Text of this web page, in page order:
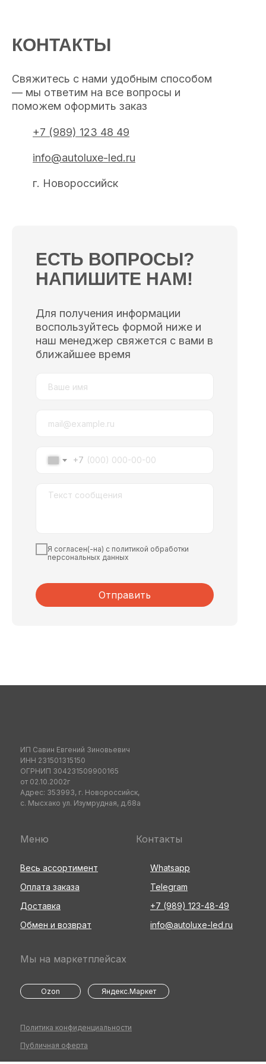
КОНТАКТЫ
ЕСТЬ ВОПРОСЫ?
НАПИШИТЕ НАМ!
Свяжитесь с нами удобным способом
— мы ответим на все вопросы и
поможем оформить заказ
Для получения информации
воспользуйтесь формой ниже и
наш менеджер свяжется с вами в
ближайшее время
+7 (989) 123 48 49
info@autoluxe-led.ru
г. Новороссийск
+7
Я согласен(-на) с политикой обработки
персональных данных
Отправить
ИП Савин Евгений Зиновьевич
ИНН 231501315150
ОГРНИП 304231509900165
от 02.10.2002г
Адрес: 353993, г. Новороссийск,
с. Мысхако ул. Изумрудная, д.68а
Политика конфиденциальности
Публичная оферта
Обмен и возврат
Доставка
Оплата заказа
info@autoluxe-led.ru
Меню
Мы на маркетплейсах
Контакты
+7 (989) 123-48-49
Telegram
Весь ассортимент Whatsapp
Ozon Яндекс.Маркет